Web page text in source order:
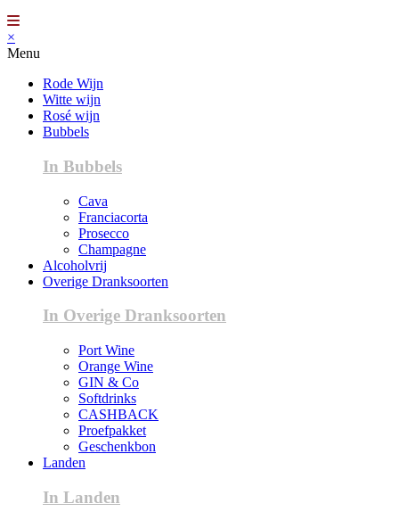
×
Menu
Rode Wijn
Witte wijn
Rosé wijn
Bubbels
In Bubbels
Cava
Franciacorta
Prosecco
Champagne
Alcoholvrij
Overige Dranksoorten
In Overige Dranksoorten
Port Wine
Orange Wine
GIN & Co
Softdrinks
CASHBACK
Proefpakket
Geschenkbon
Landen
In Landen